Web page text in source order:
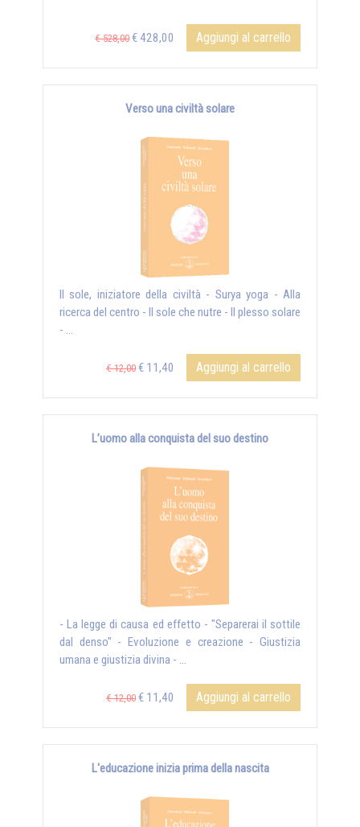
€ 528,00 € 428,00 Aggiungi al carrello
Verso una civiltà solare
Il sole, iniziatore della civiltà - Surya yoga - Alla
ricerca del centro - Il sole che nutre - Il plesso solare
- ...
€ 12,00 € 11,40 Aggiungi al carrello
L’uomo alla conquista del suo destino
- La legge di causa ed effetto - "Separerai il sottile
dal denso" - Evoluzione e creazione - Giustizia
umana e giustizia divina - ...
€ 12,00 € 11,40 Aggiungi al carrello
L'educazione inizia prima della nascita